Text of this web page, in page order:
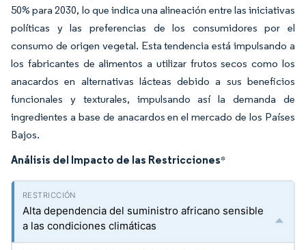
50% para 2030, lo que indica una alineación entre las iniciativas
políticas y las preferencias de los consumidores por el
consumo de origen vegetal. Esta tendencia está impulsando a
los fabricantes de alimentos a utilizar frutos secos como los
anacardos en alternativas lácteas debido a sus beneficios
funcionales y texturales, impulsando así la demanda de
ingredientes a base de anacardos en el mercado de los Países
Bajos.
Análisis del Impacto de las Restricciones*
Alta dependencia del suministro africano sensible
a las condiciones climáticas